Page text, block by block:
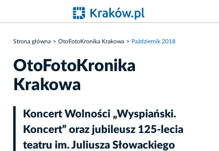
Strona główna OtoFotoKronika Krakowa Październik 2018
OtoFotoKronika
Krakowa
Koncert Wolności „Wyspiański.
Koncert” oraz jubileusz 125-lecia
teatru im. Juliusza Słowackiego